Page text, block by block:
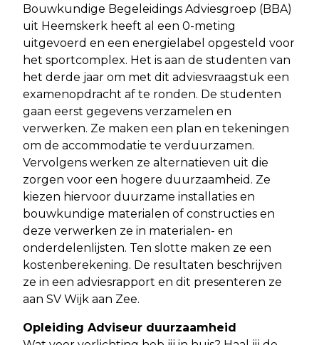
Bouwkundige Begeleidings Adviesgroep (BBA)
uit Heemskerk heeft al een 0-meting
uitgevoerd en een energielabel opgesteld voor
het sportcomplex. Het is aan de studenten van
het derde jaar om met dit adviesvraagstuk een
examenopdracht af te ronden. De studenten
gaan eerst gegevens verzamelen en
verwerken. Ze maken een plan en tekeningen
om de accommodatie te verduurzamen.
Vervolgens werken ze alternatieven uit die
zorgen voor een hogere duurzaamheid. Ze
kiezen hiervoor duurzame installaties en
bouwkundige materialen of constructies en
deze verwerken ze in materialen- en
onderdelenlijsten. Ten slotte maken ze een
kostenberekening. De resultaten beschrijven
ze in een adviesrapport en dit presenteren ze
aan SV Wijk aan Zee.
Opleiding Adviseur duurzaamheid